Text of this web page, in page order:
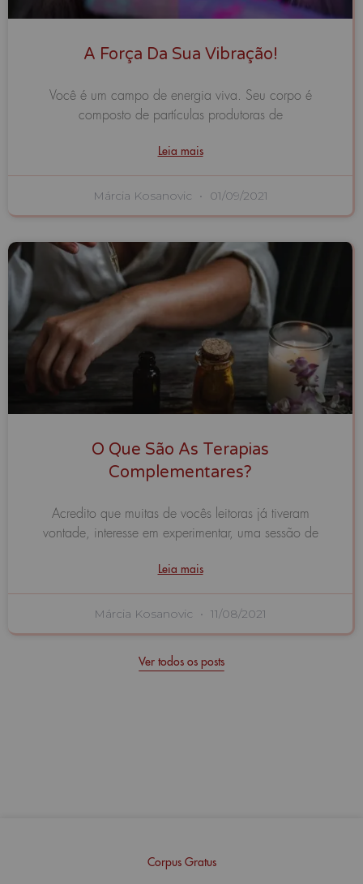
A Força Da Sua Vibração!
Você é um campo de energia viva. Seu corpo é
composto de partículas produtoras de
Leia mais
Márcia Kosanovic 01/09/2021
O Que São As Terapias
Complementares?
Acredito que muitas de vocês leitoras já tiveram
vontade, interesse em experimentar, uma sessão de
Leia mais
Márcia Kosanovic 11/08/2021
Ver todos os posts
Corpus Gratus